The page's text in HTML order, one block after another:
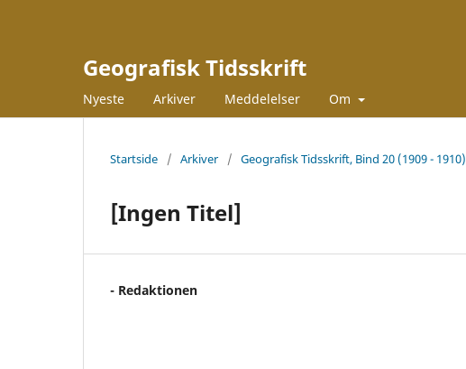
Geografisk Tidsskrift
Nyeste Arkiver Meddelelser Om
Startside / Arkiver / Geografisk Tidsskrift, Bind 20 (1909 - 1910)
[Ingen Titel]
- Redaktionen